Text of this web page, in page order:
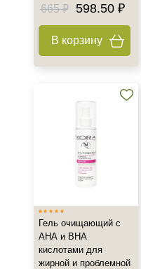
Класс косметики
Домашняя
Профессиональная
Комбинированная
Любой возраст
Любой возраст (от 18 лет)
После 20
665 ₽
598.50 ₽
В корзину
Гель очищающий с
АНА и ВНА
кислотами для
жирной и проблемной